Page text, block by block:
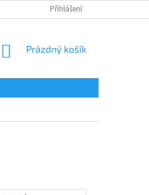
Přihlášení
NÁKUPNÍ
Prázdný košík